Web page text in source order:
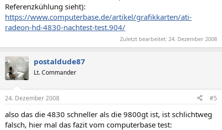
Referenzkühlung sieht):
https://www.computerbase.de/artikel/grafikkarten/ati-
radeon-hd-4830-nachtest-test.904/
Zuletzt bearbeitet: 24. Dezember 2008
postaldude87
Lt. Commander
24. Dezember 2008 #5
also das die 4830 schneller als die 9800gt ist, ist schlichtweg
falsch, hier mal das fazit vom computerbase test: